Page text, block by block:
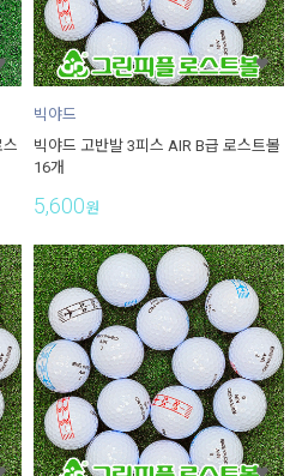
빅야드
빅야드 고반발 3피스 AIR B급 로스트볼
16개
5,600원